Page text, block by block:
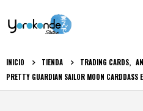
INICIO TIENDA TRADING CARDS,
PRETTY GUARDIAN SAILOR MOON CARDDASS